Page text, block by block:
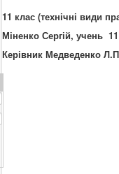
11 клас (технічні види
Міненко Сергій, учень 11
Керівник Медведенко